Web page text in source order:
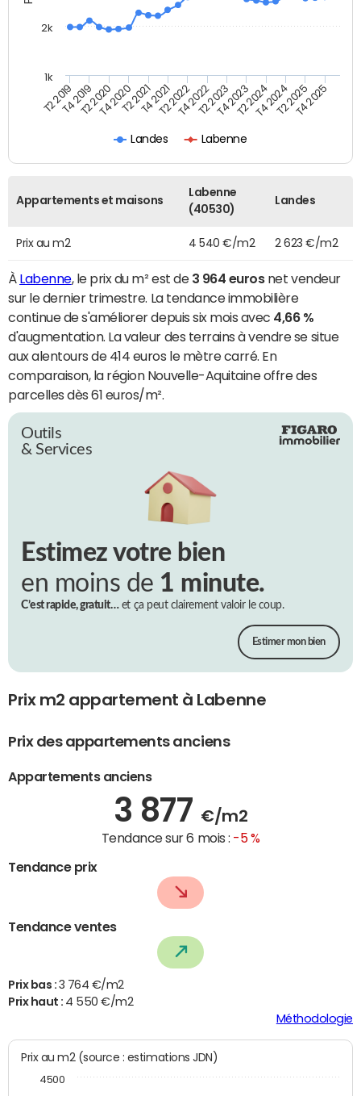
Landes Labenne
T2 2019T4 2019T2 2020T4 2020T2 2021T4 2021T2 2022T4 2022T2 2023T4 2023T2 2024T4 2024T2 2025T4 2025
1k
2k
Appartements et maisons
Labenne
(40530)
Landes
Prix au m2 4 540 €/m2 2 623 €/m2
À Labenne, le prix du m² est de 3 964 eurosnet vendeur
sur le dernier trimestre. La tendance immobilière
continue de s'améliorer depuis six mois avec 4,66 %
d'augmentation. La valeur des terrains à vendre se situe
aux alentours de 414 euros le mètre carré. En
comparaison, la région Nouvelle-Aquitaine offre des
parcelles dès 61 euros/m².
Outils
& Services
Estimez votre bien
en moins de 1 minute.
C’est rapide, gratuit…et ça peut clairement valoir le coup.
Estimer mon bien
Prix m2 appartement à Labenne
Prix des appartements anciens
Appartements anciens
3 877 €/m2
Tendance sur 6 mois : -5 %
Tendance prix
Tendance ventes
Prix bas : 3 764 €/m2
Prix haut : 4 550 €/m2
Méthodologie
Prix au m2 (source : estimations JDN)
4500